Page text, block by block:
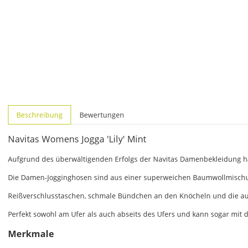
Beschreibung Bewertungen
Navitas Womens Jogga 'Lily' Mint
Aufgrund des überwältigenden Erfolgs der Navitas Damenbekleidung
Die Damen-Jogginghosen sind aus einer superweichen
Reißverschlusstaschen, schmale Bündchen an den Knöcheln und die
Perfekt sowohl am Ufer als auch abseits des Ufers und kann sogar
Merkmale